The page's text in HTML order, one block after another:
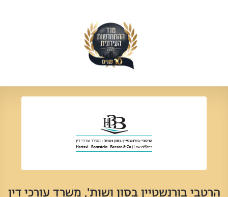
הרטבי בורנשטיין בסון ושות', משרד עורכי דין